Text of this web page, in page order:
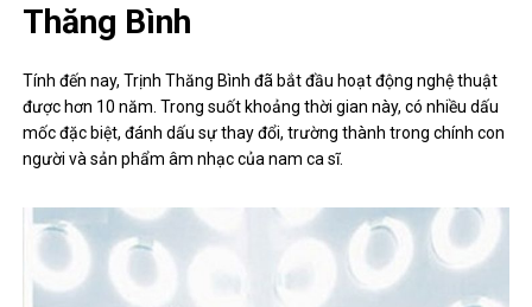
Thăng Bình
Tính đến nay, Trịnh Thăng Bình đã bắt đầu hoạt động nghệ thuật
được hơn 10 năm. Trong suốt khoảng thời gian này, có nhiều dấu
mốc đặc biệt, đánh dấu sự thay đổi, trường thành trong chính con
người và sản phẩm âm nhạc của nam ca sĩ.